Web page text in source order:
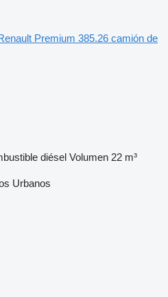
Premium 385.26 camión de
diésel Volumen 22 m³
Urbanos